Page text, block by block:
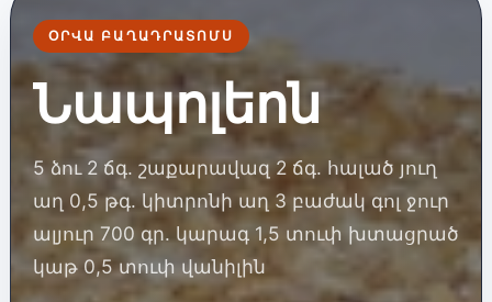
ՕՐՎԱ ԲԱՂԱԴՐԱՏՈՄՍ
Նապոլեոն
5 ձու 2 ճգ. շաքարավազ 2 ճգ. հալած յուղ
աղ 0,5 թգ. կիտրոնի աղ 3 բաժակ գոլ ջուր
ալյուր 700 գր. կարագ 1,5 տուփ խտացրած
կաթ 0,5 տուփ վանիլին